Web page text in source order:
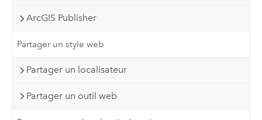
ArcGIS Publisher
Partager un style web
Partager un localisateur
Partager un outil web